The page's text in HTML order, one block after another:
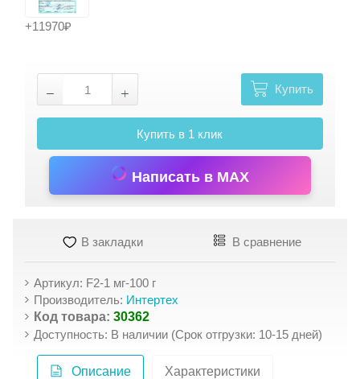
+11970₽
Купить
Купить в 1 клик
Написать в MAX
В закладки В сравнение
Артикул: F2-1 мг-100 г
Производитель: Интертех
Код товара: 30362
Доступность: В наличии (Срок отгрузки: 10-15 дней)
Описание Характеристики